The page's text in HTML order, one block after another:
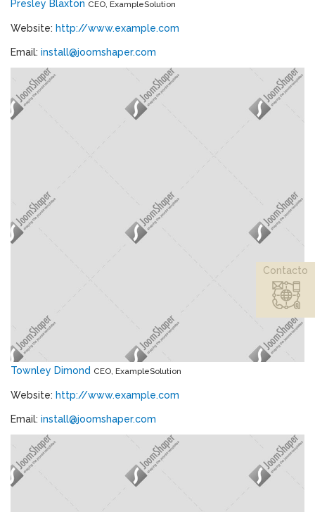
Presley Blaxton CEO, ExampleSolution
Website: http://www.example.com
Email: install@joomshaper.com
Townley Dimond CEO, ExampleSolution
Website: http://www.example.com
Email: install@joomshaper.com
Contacto